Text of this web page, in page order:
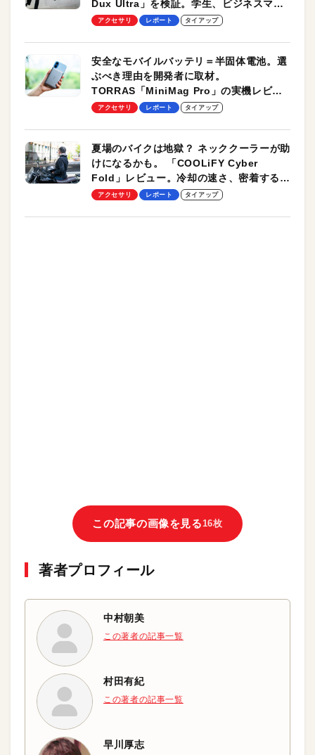
Dux Ultra」を検証。学生、ビジネスマン
のモバイルユースに最適！
アクセサリ レポート タイアップ
安全なモバイルバッテリ＝半固体電池。選
ぶべき理由を開発者に取材。
TORRAS「MiniMag Pro」の実機レビュ
ーも
アクセサリ レポート タイアップ
夏場のバイクは地獄？ ネッククーラーが助
けになるかも。 「COOLiFY Cyber
Fold」レビュー。冷却の速さ、密着する冷
却プレート、シンプルな操作性がグッド！
アクセサリ レポート タイアップ
この記事の画像を見る16枚
著者プロフィール
中村朝美
この著者の記事一覧
村田有紀
この著者の記事一覧
早川厚志